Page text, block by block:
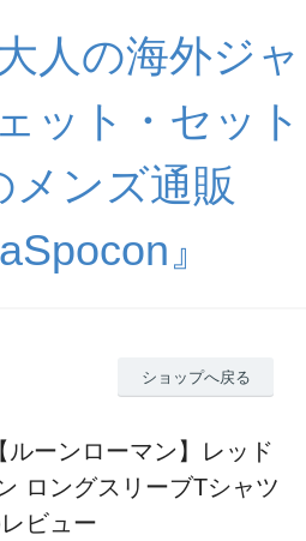
人の海外ジャ
ット・セット
メンズ通販
』
ショップへ戻る
ルーンローマン】レッド
ロングスリーブTシャツ
ビュー